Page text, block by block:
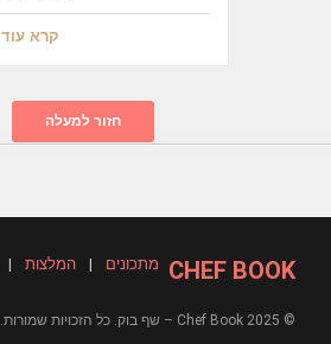
קרא עוד
חזור למעלה
CHEF BOOK מתכונים | המלצות |
© 2025 Chef Book – שף בוק. כל הזכויות שמורות.